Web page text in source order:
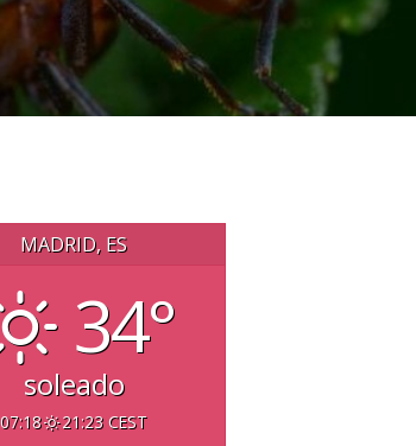
MADRID, ES
34°
soleado
07:18
21:23 CEST